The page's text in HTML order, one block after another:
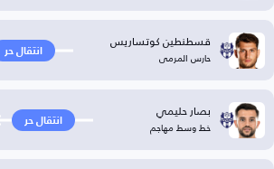
قسطنطين كوتساريس
حارس المرمى انتقال حر
بصار حليمي
خط وسط مهاجم انتقال حر